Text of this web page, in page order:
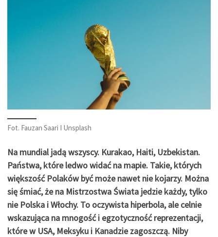
Fot. Fauzan Saari I Unsplash
Na mundial jadą wszyscy. Kurakao, Haiti, Uzbekistan.
Państwa, które ledwo widać na mapie. Takie, których
większość Polaków być może nawet nie kojarzy. Można
się śmiać, że na Mistrzostwa Świata jedzie każdy, tylko
nie Polska i Włochy. To oczywista hiperbola, ale celnie
wskazująca na mnogość i egzotyczność reprezentacji,
które w USA, Meksyku i Kanadzie zagoszczą. Niby